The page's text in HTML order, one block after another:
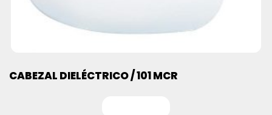
CABEZAL DIELÉCTRICO / 101 MCR